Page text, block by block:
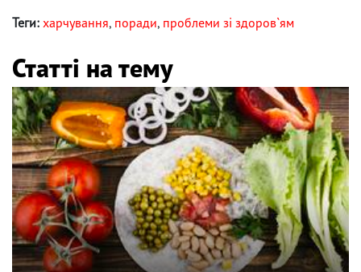
Теги: харчування, поради, проблеми зі здоров`ям
Статті на тему